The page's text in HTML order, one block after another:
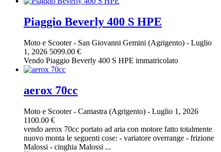
Piaggio Beverly 400 S HPE
Moto e Scooter- San Giovanni Gemini (Agrigento) - Luglio
1, 2026 5099.00 €
Vendo Piaggio Beverly 400 S HPE immatricolato
aerox 70cc
Moto e Scooter- Camastra (Agrigento) - Luglio 1, 2026
1100.00 €
vendo aerox 70cc portato ad aria con motore fatto totalmente
nuovo monta le seguenti cose: - variatore overrange - frizione
Malossi - cinghia Malossi ...